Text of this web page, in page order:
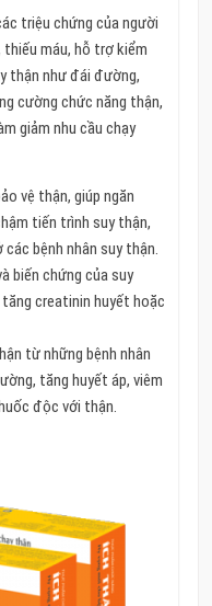
triệu chứng của người
máu, hỗ trợ kiểm
thận như đái đường,
cường chức năng thận,
giảm nhu cầu chạy
vệ thận, giúp ngăn
tiến trình suy thận,
bệnh nhân suy thận.
biến chứng của suy
creatinin huyết hoặc
từ những bệnh nhân
tăng huyết áp, viêm
độc với thận.